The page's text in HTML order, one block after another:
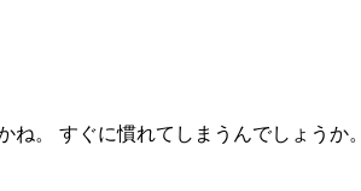
。 すぐに慣れてしまうんでしょうか